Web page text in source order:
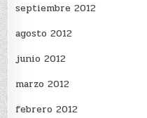
septiembre 2012
agosto 2012
junio 2012
marzo 2012
febrero 2012